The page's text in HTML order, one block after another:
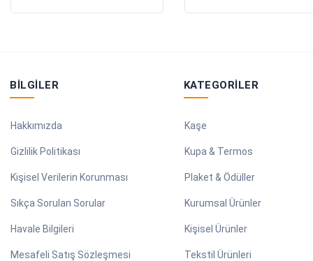
BILGILER
Hakkımızda
Gizlilik Politikası
Kişisel Verilerin Korunması
Sıkça Sorulan Sorular
Havale Bilgileri
Mesafeli Satış Sözleşmesi
KATEGORILER
Kaşe
Kupa & Termos
Plaket & Ödüller
Kurumsal Ürünler
Kişisel Ürünler
Tekstil Ürünleri